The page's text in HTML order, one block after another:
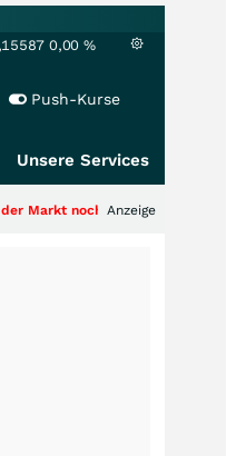
0,00 %
Push-Kurse
Unsere Services
immer nur die Hälfte der
Anzeige